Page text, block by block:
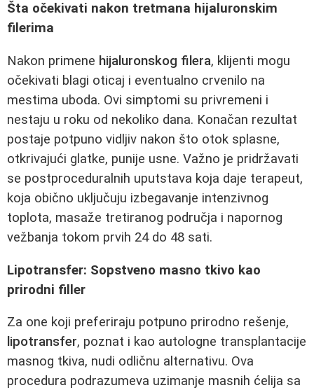
Šta očekivati nakon tretmana hijaluronskim
filerima
Nakon primene hijaluronskog filera, klijenti mogu
očekivati blagi oticaj i eventualno crvenilo na
mestima uboda. Ovi simptomi su privremeni i
nestaju u roku od nekoliko dana. Konačan rezultat
postaje potpuno vidljiv nakon što otok splasne,
otkrivajući glatke, punije usne. Važno je pridržavati
se postproceduralnih uputstava koja daje terapeut,
koja obično uključuju izbegavanje intenzivnog
toplota, masaže tretiranog područja i napornog
vežbanja tokom prvih 24 do 48 sati.
Lipotransfer: Sopstveno masno tkivo kao
prirodni filler
Za one koji preferiraju potpuno prirodno rešenje,
lipotransfer, poznat i kao autologne transplantacije
masnog tkiva, nudi odličnu alternativu. Ova
procedura podrazumeva uzimanje masnih ćelija sa